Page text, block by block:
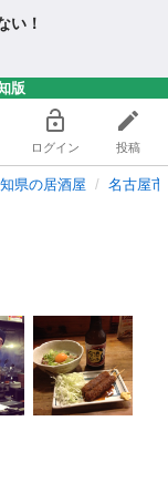
い！
版
ログイン 投稿
県の居酒屋 名古屋